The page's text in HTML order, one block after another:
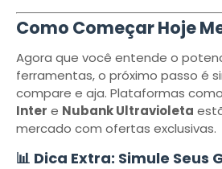
Como Começar Hoje
Agora que você entende o
ferramentas, o próximo passo é
compare e aja. Plataformas como
Inter e Nubank Ultravioleta
mercado com ofertas exclusivas.
📊 Dica Extra: Simule Seus